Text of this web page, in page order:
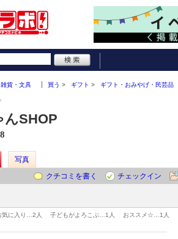
雑貨・文具 買う ギフト ギフト・おみやげ・民芸品
んSHOP
写真
クチコミを書く
チェックイン
気に入り… 2人 子どもがよろこぶ… 1人 おススメ☆… 1人